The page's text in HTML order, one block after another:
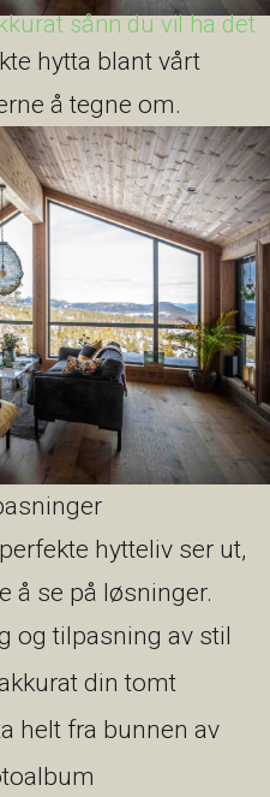
sånn du vil ha det
hytta blant vårt
å tegne om.
hytteliv ser ut,
å se på løsninger.
og tilpasning av stil
din tomt
helt fra bunnen av